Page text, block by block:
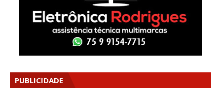
PUBLICIDADE